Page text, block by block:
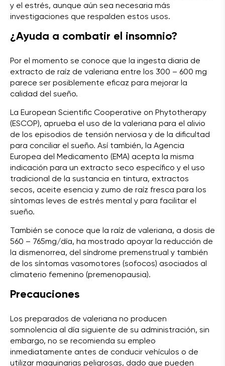
y el estrés, aunque aún sea necesaria más
investigaciones que respalden estos usos.
¿Ayuda a combatir el insomnio?
Por el momento se conoce que la ingesta diaria de
extracto de raíz de valeriana entre los 300 – 600 mg
parece ser posiblemente eficaz para mejorar la
calidad del sueño.
La European Scientific Cooperative on Phytotherapy
(ESCOP), aprueba el uso de la valeriana para el alivio
de los episodios de tensión nerviosa y de la dificultad
para conciliar el sueño. Así también, la Agencia
Europea del Medicamento (EMA) acepta la misma
indicación para un extracto seco específico y el uso
tradicional de la sustancia en tintura, extractos
secos, aceite esencia y zumo de raíz fresca para los
síntomas leves de estrés mental y para facilitar el
sueño.
También se conoce que la raíz de valeriana, a dosis de
560 – 765mg/día, ha mostrado apoyar la reducción de
la dismenorrea, del síndrome premenstrual y también
de los síntomas vasomotores (sofocos) asociados al
climaterio femenino (premenopausia).
Precauciones
Los preparados de valeriana no producen
somnolencia al día siguiente de su administración, sin
embargo, no se recomienda su empleo
inmediatamente antes de conducir vehículos o de
utilizar maquinarias peligrosas, dado que pueden